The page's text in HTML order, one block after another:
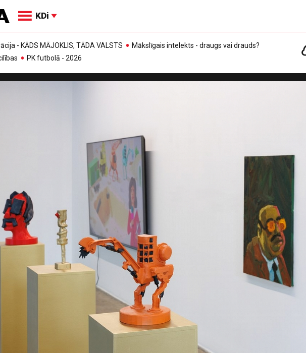
KDi
- KĀDS MĀJOKLIS, TĀDA VALSTS
Mākslīgais intelekts - draugs vai drauds?
PK futbolā - 2026